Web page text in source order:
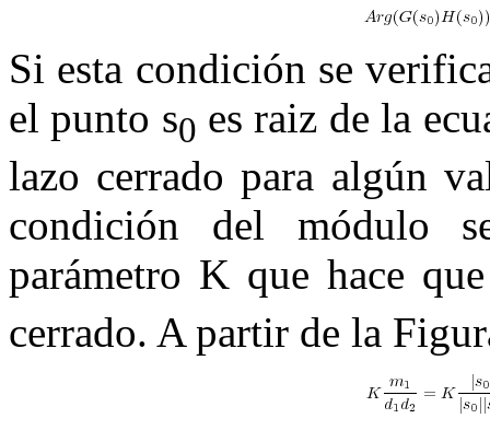
Si esta condición se
el punto s0 es raiz de la
lazo cerrado para algún
condición del módulo
parámetro K que hace
cerrado. A partir de la